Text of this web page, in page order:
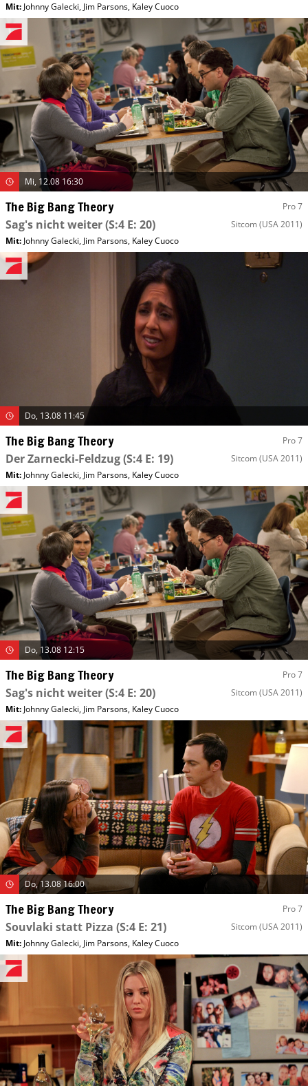
Mit: Johnny Galecki, Jim Parsons, Kaley Cuoco
Mi, 12.08 16:30
The Big Bang Theory Pro 7
Sag's nicht weiter(S:4 E: 20) Sitcom (USA 2011)
Mit: Johnny Galecki, Jim Parsons, Kaley Cuoco
Do, 13.08 11:45
The Big Bang Theory Pro 7
Der Zarnecki-Feldzug(S:4 E: 19) Sitcom (USA 2011)
Mit: Johnny Galecki, Jim Parsons, Kaley Cuoco
Do, 13.08 12:15
The Big Bang Theory Pro 7
Sag's nicht weiter(S:4 E: 20) Sitcom (USA 2011)
Mit: Johnny Galecki, Jim Parsons, Kaley Cuoco
Do, 13.08 16:00
The Big Bang Theory Pro 7
Souvlaki statt Pizza (S:4 E: 21) Sitcom (USA 2011)
Mit: Johnny Galecki, Jim Parsons, Kaley Cuoco